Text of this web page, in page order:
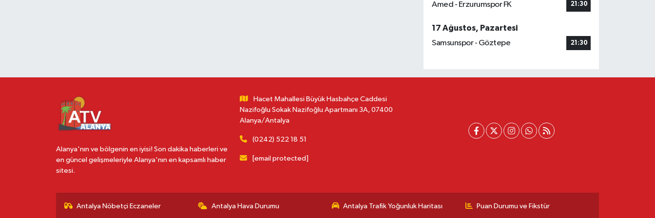
Amed - Erzurumspor FK 21:30
17 Ağustos, Pazartesi
Samsunspor - Göztepe
21:30
Alanya'nın ve bölgenin en iyisi! Son dakika haberleri ve
en güncel gelişmeleriyle Alanya'nın en kapsamlı haber
sitesi.
Hacet Mahallesi Büyük Hasbahçe Caddesi
Nazifoğlu Sokak Nazifoğlu Apartmanı 3A, 07400
Alanya/Antalya
(0242) 522 18 51
[email protected]
Antalya Nöbetçi Eczaneler Antalya Hava Durumu Antalya Trafik Yoğunluk Haritası Puan Durumu ve Fikstür